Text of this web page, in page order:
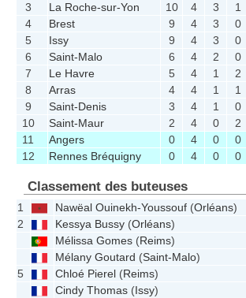
3
La Roche-sur-Yon 10 4 3 1
4
Brest 9 4 3 0
5
Issy 9 4 3 0
6
Saint-Malo 6 4 2 0
7
Le Havre 5 4 1 2
8
Arras 4 4 1 1
9
Saint-Denis 3 4 1 0
10
Saint-Maur 2 4 0 2
11
Angers 0 4 0 0
12
Rennes Bréquigny 0 4 0 0
Classement des buteuses
1 Nawëal Ouinekh-Youssouf (Orléans)
2
Kessya Bussy (Orléans)
Mélissa Gomes (Reims)
Mélany Goutard (Saint-Malo)
5 Chloé Pierel (Reims)
Cindy Thomas (Issy)